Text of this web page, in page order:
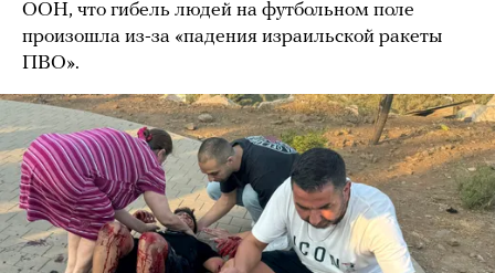
ООН, что гибель людей на футбольном поле
произошла из-за «падения израильской ракеты
ПВО».